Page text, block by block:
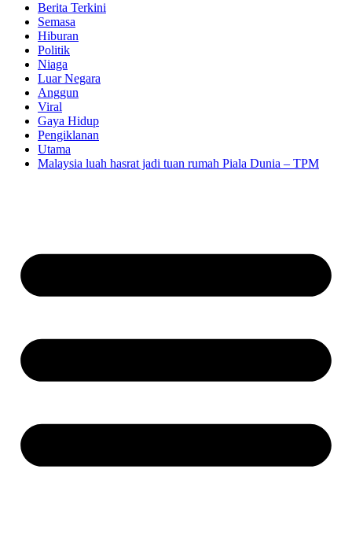
Berita Terkini
Semasa
Hiburan
Politik
Niaga
Luar Negara
Anggun
Viral
Gaya Hidup
Pengiklanan
Utama
Malaysia luah hasrat jadi tuan rumah Piala Dunia – TPM